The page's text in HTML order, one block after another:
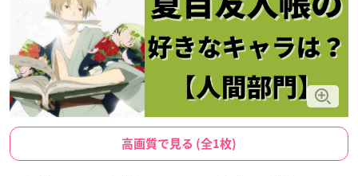
高画質で見る (全1枚)